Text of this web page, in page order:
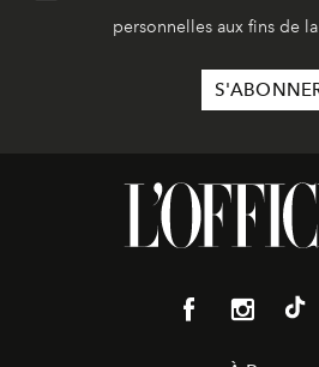
personnelles aux fins de la